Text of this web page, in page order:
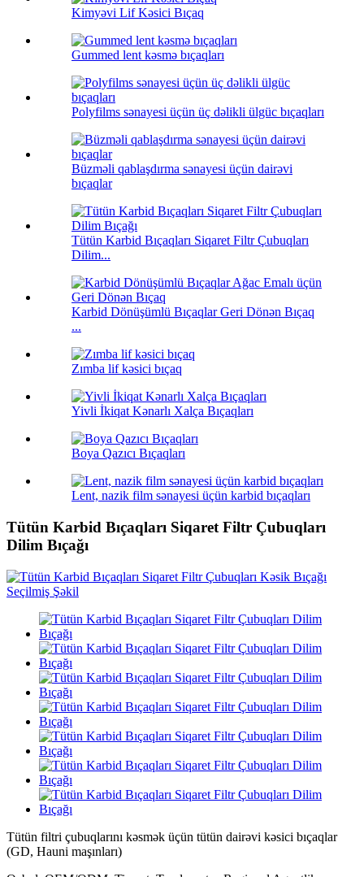
Kimyəvi Lif Kəsici Bıçaq
Gummed lent kəsmə bıçaqları
Polyfilms sənayesi üçün üç dəlikli ülgüc bıçaqları
Büzməli qablaşdırma sənayesi üçün dairəvi
bıçaqlar
Tütün Karbid Bıçaqları Siqaret Filtr Çubuqları
Dilim...
Karbid Dönüşümlü Bıçaqlar Geri Dönən Bıçaq
...
Zımba lif kəsici bıçaq
Yivli İkiqat Kənarlı Xalça Bıçaqları
Boya Qazıcı Bıçaqları
Lent, nazik film sənayesi üçün karbid bıçaqları
Tütün Karbid Bıçaqları Siqaret Filtr Çubuqları
Dilim Bıçağı
Tütün filtri çubuqlarını kəsmək üçün tütün dairəvi kəsici bıçaqlar
(GD, Hauni maşınları)